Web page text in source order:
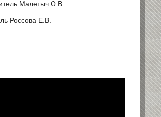
Малетыч О.В.
Россова Е.В.